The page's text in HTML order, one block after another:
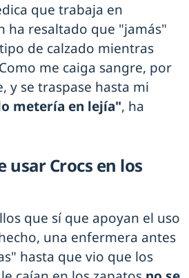
que trabaja en
ha resaltado que "jamás"
de calzado mientras
me caiga sangre, por
y se traspase hasta mi
metería en lejía", ha
usar Crocs en los
que sí que apoyan el uso
una enfermera antes
hasta que vio que los